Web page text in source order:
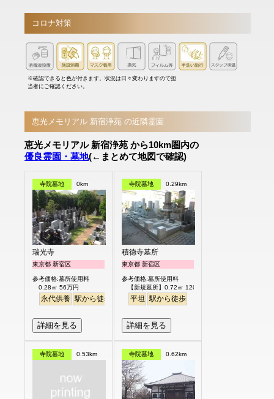
コロナ対策
※確認できると色が付きます。状況は日々変わりますので担
当者にご確認ください。
恵光メモリアル 新宿浄苑 の近隣霊園
恵光メモリアル 新宿浄苑 から10km圏内の
優良霊園・墓地(←まとめて地図で確認)
寺院墓地 0km
瑞光寺
東京都 新宿区
参考価格:墓所使用料
0.28㎡ 56万円
永代供養 駅から徒歩
詳細を見る
寺院墓地 0.29km
積徳寺墓所
東京都 新宿区
参考価格:墓所使用料
【新規墓所】0.72㎡ 120万円
平坦 駅から徒歩
詳細を見る
寺院墓地 0.53km 寺院墓地 0.62km